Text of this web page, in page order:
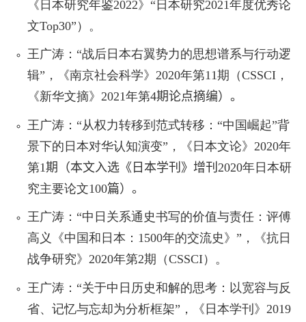
《日本研究年鉴2022》“日本研究2021年度优秀论
文Top30” ）。
王广涛：“战后日本右翼势力的思想谱系与行动逻
辑”，《南京社会科学》 2020年第11期（CSSCI ，
《新华文摘》 2021年第4期论点摘编）。
王广涛：“从权力转移到范式转移：“中国崛起”背
景下的日本对华认知演变”，《日本文论》 2020年
第1期（本文入选《日本学刊》增刊 2020年日本研
究主要论文100篇） 。
王广涛：“中日关系通史书写的价值与责任：评傅
高义《中国和日本： 1500年的交流史》”，《抗日
战争研究》 2020年第2期（CSSCI）。
王广涛：“关于中日历史和解的思考：以宽容与反
省、记忆与忘却为分析框架”，《日本学刊》 2019